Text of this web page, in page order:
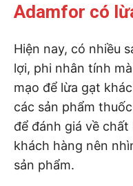
Adamfor có
Hiện nay, có nhiều
lợi, phi nhân tính
mạo để lừa gạt
các sản phẩm
để đánh giá về
khách hàng nên
sản phẩm.